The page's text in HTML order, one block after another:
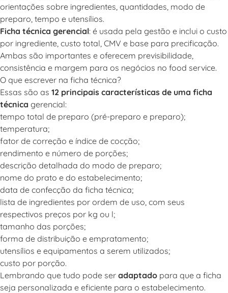
orientações sobre ingredientes, quantidades, modo de
preparo, tempo e utensílios.
Ficha técnica gerencial: é usada pela gestão e inclui o custo
por ingrediente, custo total, CMV e base para precificação.
Ambas são importantes e oferecem previsibilidade,
consistência e margem para os negócios no food service.
O que escrever na ficha técnica?
Essas são as 12 principais características de uma ficha
técnica gerencial:
tempo total de preparo (pré-preparo e preparo);
temperatura;
fator de correção e índice de cocção;
rendimento e número de porções;
descrição detalhada do modo de preparo;
nome do prato e do estabelecimento;
data de confecção da ficha técnica;
lista de ingredientes por ordem de uso, com seus
respectivos preços por kg ou l;
tamanho das porções;
forma de distribuição e empratamento;
utensílios e equipamentos a serem utilizados;
custo por porção.
Lembrando que tudo pode ser adaptado para que a ficha
seja personalizada e eficiente para o estabelecimento.